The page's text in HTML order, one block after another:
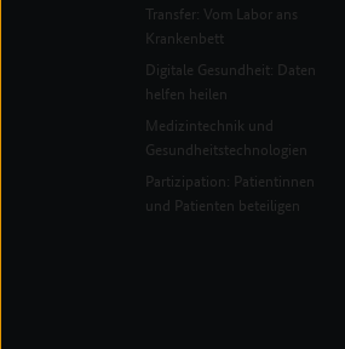
Transfer: Vom Labor ans
Krankenbett
Digitale Gesundheit: Daten
helfen heilen
Medizintechnik und
Gesundheitstechnologien
Partizipation: Patientinnen
und Patienten beteiligen